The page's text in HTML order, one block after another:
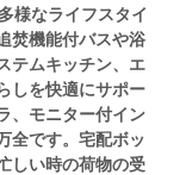
様なライフスタイ
焚機能付バスや浴
テムキッチン、エ
しを快適にサポー
、モニター付イン
全です。宅配ボッ
しい時の荷物の受